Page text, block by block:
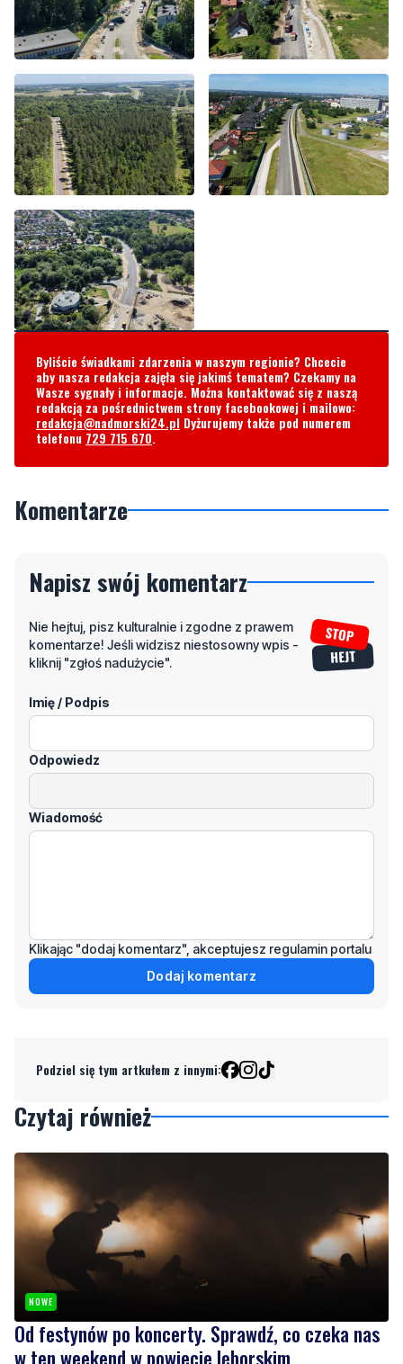
Byliście świadkami zdarzenia w naszym regionie? Chcecie
aby nasza redakcja zajęła się jakimś tematem? Czekamy na
Wasze sygnały i informacje. Można kontaktować się z naszą
redakcja@nadmorski24.plDyżurujemy także pod numerem
telefonu729 715 670.
Komentarze
Napisz swój komentarz
komentarze! Jeśli widzisz niestosowny wpis -
kliknij "zgłoś nadużycie".
Imię / Podpis
Odpowiedz
Wiadomość
NOWE
Od festynów po koncerty. Sprawdź, co czeka nas
w ten weekend w powiecie lęborskim